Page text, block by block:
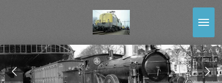
de
hoofdinhoud